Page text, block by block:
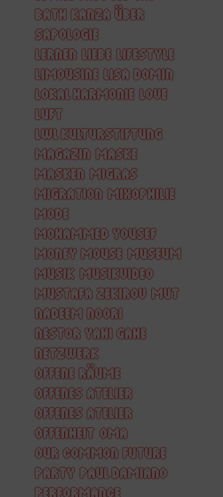
BATH KANZA ÜBER
SAPOLOGIE
LERNEN LIEBE LIFESTYLE
LIMOUSINE LISA DOMIN
LOKAL HARMONIE LOVE
LUFT
LWL KULTURSTIFTUNG
MAGAZIN MASKE
MASKEN MIGRAS
MIGRATION MIXOPHILIE
MODE
MOHAMMED YOUSEF
MONEY MOUSE MUSEUM
MUSIK MUSIKVIDEO
MUSTAFA ZEKIROV MUT
NADEEM NOORI
NESTOR YAHI GAHE
NETZWERK
OFFENE RÄUME
OFFENES ATELIER
OFFENES ATELIER
OFFENHEIT OMA
OUR COMMON FUTURE
PARTY PAUL DAMIANO
PERFORMANCE